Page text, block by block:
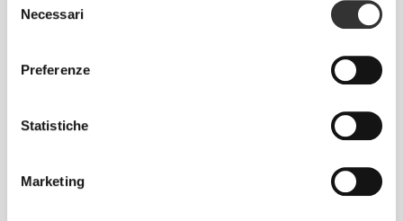
delNecessari
Preferenze
Statistiche
Marketing
Abbiamo sviluppato uno speciale tessuto che esalta
visivamente le curve, permettendoti tutta la libertà di